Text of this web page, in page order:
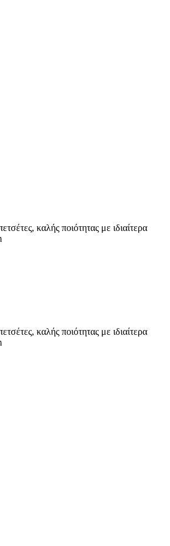
καλής ποιότητας με ιδιαίτερα
καλής ποιότητας με ιδιαίτερα